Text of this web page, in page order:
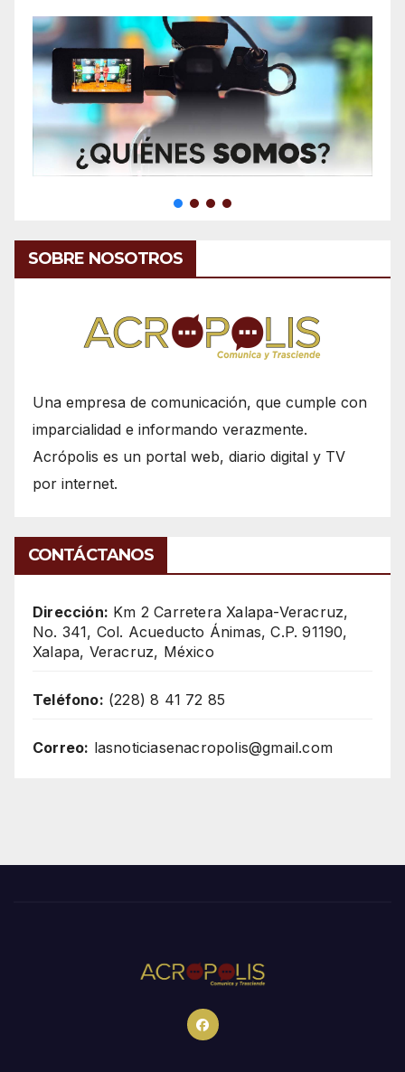
SOBRE NOSOTROS
Una empresa de comunicación, que cumple con
imparcialidad e informando verazmente.
Acrópolis es un portal web, diario digital y TV
por internet.
CONTÁCTANOS
Dirección: Km 2 Carretera Xalapa-Veracruz,
No. 341, Col. Acueducto Ánimas, C.P. 91190,
Xalapa, Veracruz, México
Teléfono: (228) 8 41 72 85
Correo: lasnoticiasenacropolis@gmail.com